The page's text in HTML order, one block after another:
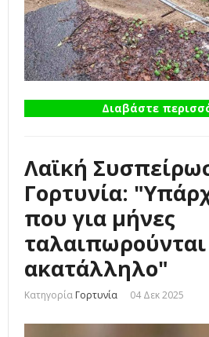
Διαβάστε
Λαϊκή
Γορτυνία:
που για μήνες
ακατάλληλο"
Κατηγορία Γορτυνία 04 Δεκ 2025